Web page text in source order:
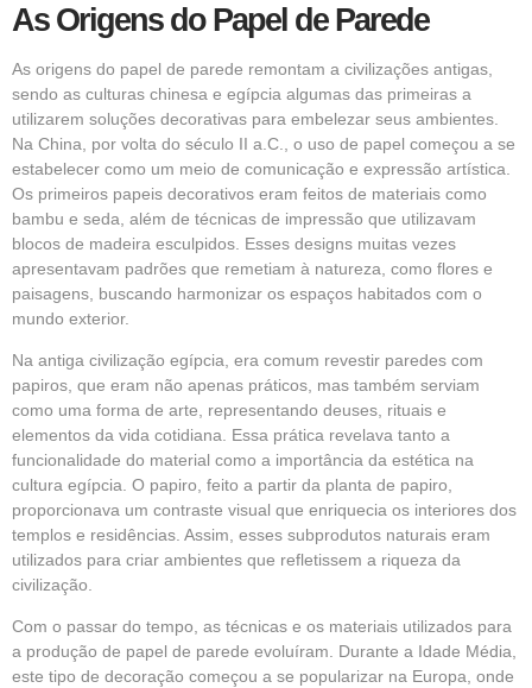
As Origens do Papel de Parede
As origens do papel de parede remontam a civilizações antigas,
sendo as culturas chinesa e egípcia algumas das primeiras a
utilizarem soluções decorativas para embelezar seus ambientes.
Na China, por volta do século II a.C., o uso de papel começou a se
estabelecer como um meio de comunicação e expressão artística.
Os primeiros papeis decorativos eram feitos de materiais como
bambu e seda, além de técnicas de impressão que utilizavam
blocos de madeira esculpidos. Esses designs muitas vezes
apresentavam padrões que remetiam à natureza, como flores e
paisagens, buscando harmonizar os espaços habitados com o
mundo exterior.
Na antiga civilização egípcia, era comum revestir paredes com
papiros, que eram não apenas práticos, mas também serviam
como uma forma de arte, representando deuses, rituais e
elementos da vida cotidiana. Essa prática revelava tanto a
funcionalidade do material como a importância da estética na
cultura egípcia. O papiro, feito a partir da planta de papiro,
proporcionava um contraste visual que enriquecia os interiores dos
templos e residências. Assim, esses subprodutos naturais eram
utilizados para criar ambientes que refletissem a riqueza da
civilização.
Com o passar do tempo, as técnicas e os materiais utilizados para
a produção de papel de parede evoluíram. Durante a Idade Média,
este tipo de decoração começou a se popularizar na Europa, onde